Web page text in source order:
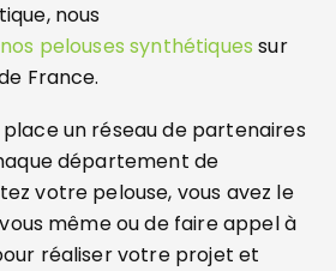
nous
nos pelousessynthétiques sur
France.
place un réseau de partenaires
département de
votre pelouse, vous avez le
même ou de faire appel à
réaliser votre projet et